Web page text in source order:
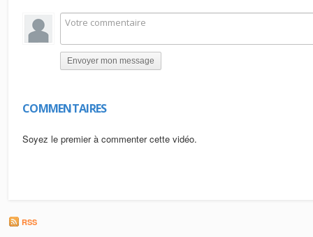
Envoyer mon message
COMMENTAIRES
Soyez le premier à commenter cette vidéo.
RSS